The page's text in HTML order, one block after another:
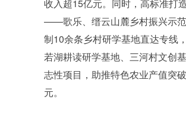
收入超15亿元。同时，高标准打
——歌乐、缙云山麓乡村振兴示
制10余条乡村研学基地直达专线
若湖耕读研学基地、三河村文创
志性项目，助推特色农业产值突
元。